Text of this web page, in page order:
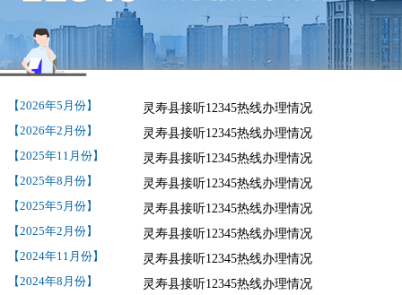
【2026年5月份】 灵寿县接听12345热线办理情况
【2026年2月份】 灵寿县接听12345热线办理情况
【2025年11月份】 灵寿县接听12345热线办理情况
【2025年8月份】 灵寿县接听12345热线办理情况
【2025年5月份】 灵寿县接听12345热线办理情况
【2025年2月份】 灵寿县接听12345热线办理情况
【2024年11月份】 灵寿县接听12345热线办理情况
【2024年8月份】 灵寿县接听12345热线办理情况